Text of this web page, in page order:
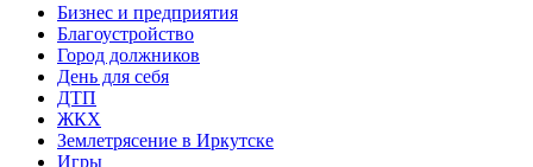
Бизнес и предприятия
Благоустройство
Город должников
День для себя
ДТП
ЖКХ
Землетрясение в Иркутске
Игры